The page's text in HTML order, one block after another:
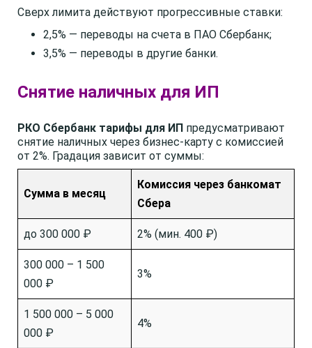
Сверх лимита действуют прогрессивные ставки:
2,5% — переводы на счета в ПАО Сбербанк;
3,5% — переводы в другие банки.
Снятие наличных для ИП
РКО Сбербанк тарифы для ИП предусматривают
снятие наличных через бизнес-карту с комиссией
от 2%. Градация зависит от суммы:
Сумма в месяц
Комиссия через банкомат
Сбера
до 300 000 ₽ 2% (мин. 400 ₽)
300 000 – 1 500
000 ₽
3%
1 500 000 – 5 000
000 ₽
4%